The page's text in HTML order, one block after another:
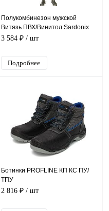
Полукомбинезон мужской
Витязь ПВХ/Винитол Sardonix
(арт.168-01)
3 584 ₽ / шт
Подробнее
Ботинки PROFLINE КП КС ПУ/
ТПУ
2 816 ₽ / шт